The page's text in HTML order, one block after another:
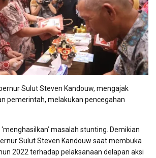
Sulut Steven Kandouw, mengajak
pemerintah, melakukan pencegahan
masalah stunting. Demikian
Sulut Steven Kandouw saat membuka
2022 terhadap pelaksanaan delapan aksi